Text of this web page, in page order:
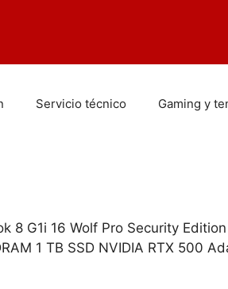
Servicio técnico Gaming y
8 G1i 16 Wolf Pro Security
1 TB SSD NVIDIA RTX 500